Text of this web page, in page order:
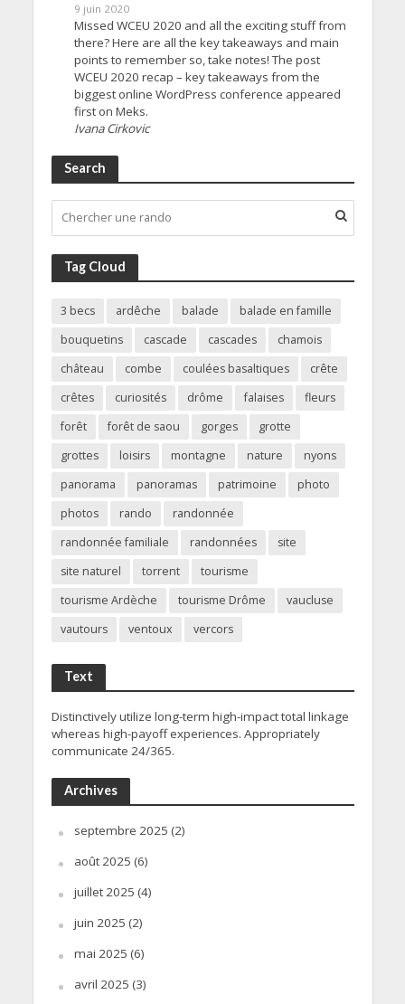
9 juin 2020
Missed WCEU 2020 and all the exciting stuff from
there? Here are all the key takeaways and main
points to remember so, take notes! The post
WCEU 2020 recap – key takeaways from the
biggest online WordPress conference appeared
first on Meks.
Ivana Cirkovic
Search
Tag Cloud
3 becs ardêche balade
balade en famille
bouquetins
cascade cascades
chamois
château
combe coulées basaltiques
crête
crêtes
curiosités drôme falaises
fleurs
forêt
forêt de saou gorges
grotte
grottes
loisirs montagne nature
nyons
panorama
panoramas patrimoine
photo
photos
rando
randonnée
randonnée familiale
randonnées
site
site naturel
torrent
tourisme
tourisme Ardèche
tourisme Drôme
vaucluse
vautours
ventoux vercors
Text
Distinctively utilize long-term high-impact total linkage
whereas high-payoff experiences. Appropriately
communicate 24/365.
Archives
septembre 2025 (2)
août 2025 (6)
juillet 2025 (4)
juin 2025 (2)
mai 2025 (6)
avril 2025 (3)